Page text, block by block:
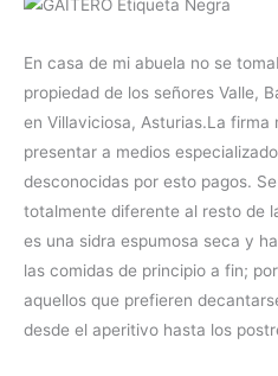
En casa de mi abuela no se
propiedad de los señores Valle,
en Villaviciosa, Asturias.La
presentar a medios
desconocidas por esto pagos.
totalmente diferente al resto de
es una sidra espumosa seca y
las comidas de principio a fin;
aquellos que prefieren
desde el aperitivo hasta los